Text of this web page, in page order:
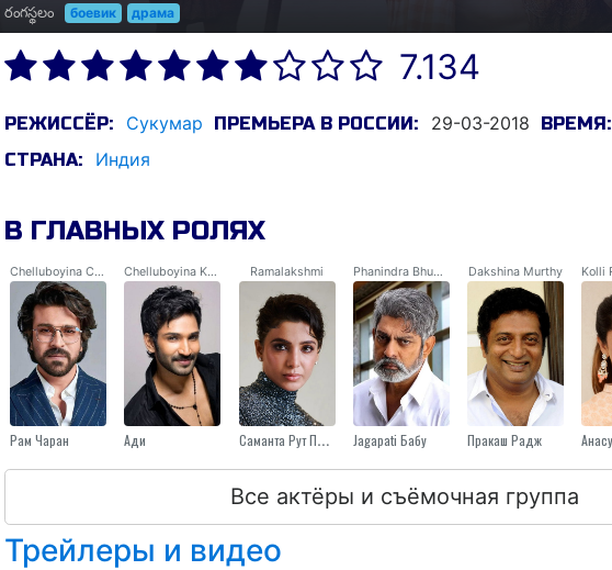
రంగస్థలం боевик драма
7.134
РЕЖИССЁР: Сукумар ПРЕМЬЕРА В РОССИИ: 29-03-2018 ВРЕМЯ:
СТРАНА: Индия
В ГЛАВНЫХ РОЛЯХ
Chelluboyina Chitti Babu
Рам Чаран
Chelluboyina Kumar Babu
Ади
Ramalakshmi
Саманта Рут Прабху
Phanindra Bhupathi
Jagapati Бабу
Dakshina Murthy
Пракаш Радж
Все актёры и съёмочная группа
Трейлеры и видео